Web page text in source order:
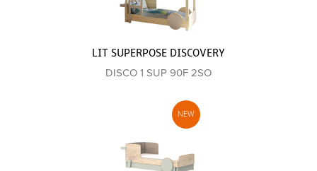
LIT SUPERPOSE DISCOVERY
DISCO 1 SUP 90F 2SO